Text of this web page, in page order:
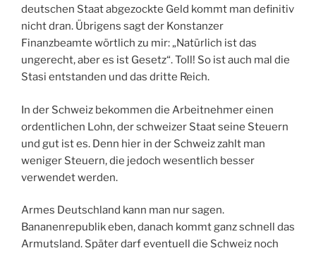
deutschen Staat abgezockte Geld kommt man definitiv
nicht dran. Übrigens sagt der Konstanzer
Finanzbeamte wörtlich zu mir: „Natürlich ist das
ungerecht, aber es ist Gesetz“. Toll! So ist auch mal die
Stasi entstanden und das dritte Reich.
In der Schweiz bekommen die Arbeitnehmer einen
ordentlichen Lohn, der schweizer Staat seine Steuern
und gut ist es. Denn hier in der Schweiz zahlt man
weniger Steuern, die jedoch wesentlich besser
verwendet werden.
Armes Deutschland kann man nur sagen.
Bananenrepublik eben, danach kommt ganz schnell das
Armutsland. Später darf eventuell die Schweiz noch